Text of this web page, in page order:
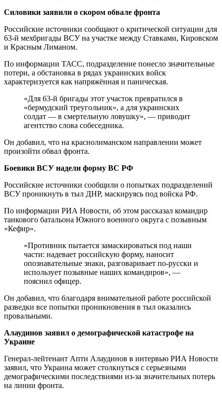
Силовики заявили о скором обвале фронта
Российские источники сообщают о критической ситуации для
63-й мехбригады ВСУ на участке между Ставками, Кировском
и Красным Лиманом.
По информации ТАСС, подразделение понесло значительные
потери, а обстановка в рядах украинских войск
характеризуется как напряжённая и паническая.
«Для 63-й бригады этот участок превратился в
«бермудский треугольник», а для украинских
солдат — в смертельную ловушку», — приводит
агентство слова собеседника.
Он добавил, что на краснолиманском направлении может
произойти обвал фронта.
Боевики ВСУ надели форму ВС РФ
Российские источники сообщили о попытках подразделений
ВСУ проникнуть в тыл ДНР, маскируясь под войска РФ.
По информации РИА Новости, об этом рассказал командир
танкового батальона Южного военного округа с позывным
«Кефир».
«Противник пытается замаскироваться под наши
части: надевает российскую форму, наносит
опознавательные знаки, разговаривает по-русски и
использует позывные наших командиров», —
пояснил офицер.
Он добавил, что благодаря внимательной работе российской
разведки все попытки проникновения в тыл оказались
провальными.
Алаудинов заявил о демографической катастрофе на
Украине
Генерал-лейтенант Апти Алаудинов в интервью РИА Новости
заявил, что Украина может столкнуться с серьезными
демографическими последствиями из-за значительных потерь
на линии фронта.